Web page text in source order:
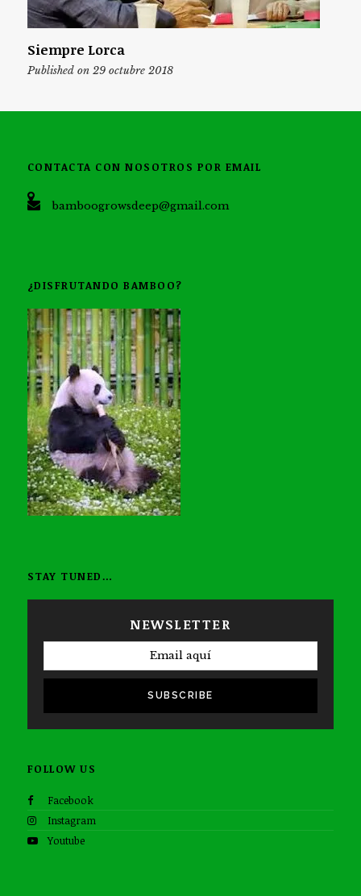
Siempre Lorca
Published on 29 octubre 2018
CONTACTA CON NOSOTROS POR EMAIL
bamboogrowsdeep@gmail.com
¿DISFRUTANDO BAMBOO?
STAY TUNED…
NEWSLETTER
SUBSCRIBE
FOLLOW US
Facebook
Instagram
Youtube